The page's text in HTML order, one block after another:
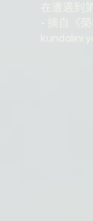
在遭遇到
​- 摘自《
kundalini